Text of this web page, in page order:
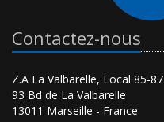
Contactez-nous
Z.A La Valbarelle, Local 85-87
93 Bd de La Valbarelle
13011 Marseille - France